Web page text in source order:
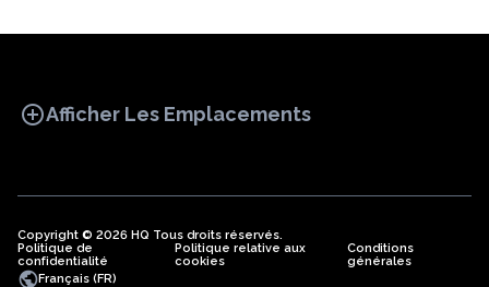
add_circleAfficher Les Emplacements
BUREAU COWORKING
BUREAUX
Copyright © 2026 HQ Tous droits réservés.
Politique de
confidentialité
Politique relative aux
cookies
Conditions
générales
publicFrançais (FR)